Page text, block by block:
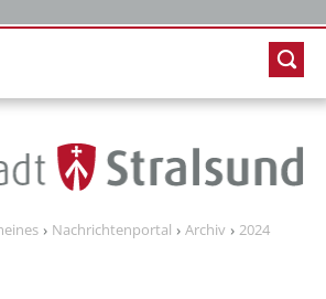
Nachrichtenportal Archiv
2024